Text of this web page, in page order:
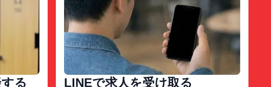
る LINEで求人を受け取る